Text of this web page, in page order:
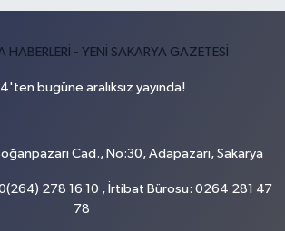
bugüne aralıksız yayında!
Cad., No:30, Adapazarı, Sakarya
278 16 10 , İrtibat Bürosu: 0264 281 47
78